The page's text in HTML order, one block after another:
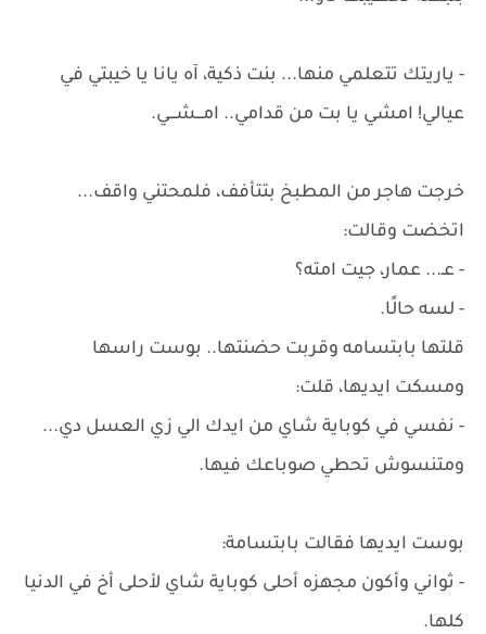
- ياريتك تتعلمي منها... بنت ذكية، آه يانا يا خيبتي في
عيالي! امشي يا بت من قدامي.. امـــشـــي.
خرجت هاجر من المطبخ بتتأفف، فلمحتني واقف...
اتخضت وقالت:
- عـ... عمار، جيت امته؟
- لسه حالًا.
قلتها بابتسامه وقربت حضنتها.. بوست راسها
ومسكت ايديها، قلت:
- نفسي في كوباية شاي من ايدك الي زي العسل دي...
ومتنسوش تحطي صوباعك فيها.
بوست ايديها فقالت بابتسامة:
- ثواني وأكون مجهزه أحلى كوباية شاي لأحلى أخ في الدنيا
كلها.